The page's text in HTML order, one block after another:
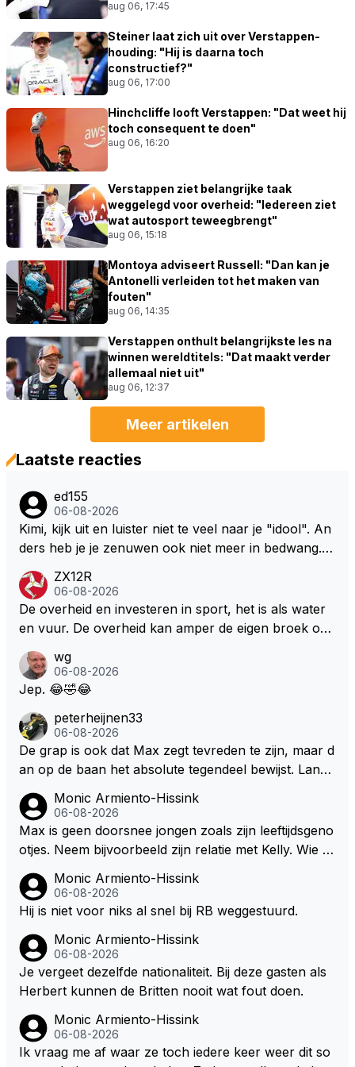
aug 06, 17:45
Steiner laat zich uit over Verstappen-
houding: "Hij is daarna toch
constructief?"
aug 06, 17:00
Hinchcliffe looft Verstappen: "Dat weet hij
toch consequent te doen"
aug 06, 16:20
Verstappen ziet belangrijke taak
weggelegd voor overheid: "Iedereen ziet
wat autosport teweegbrengt"
aug 06, 15:18
Montoya adviseert Russell: "Dan kan je
Antonelli verleiden tot het maken van
fouten"
aug 06, 14:35
Verstappen onthult belangrijkste les na
winnen wereldtitels: "Dat maakt verder
allemaal niet uit"
aug 06, 12:37
Meer artikelen
Laatste reacties
ed155
06-08-2026
Kimi, kijk uit en luister niet te veel naar je "idool". An
ders heb je je zenuwen ook niet meer in bedwang. Zi
Marquez/Jos ? Veel gezelliger
ZX12R
06-08-2026
De overheid en investeren in sport, het is als water
en vuur. De overheid kan amper de eigen broek oph
s. Je kunt de Staat het best vergelijken met de sherif
f van Nottinghem (Robin Hood) welk achter de bom
m/haar van zijn laatste zuurverdiende stuiver te ber
oven. De Staat heeft nooit ooit maar een stuiver in Z
andvoort willen investeren en dat zal ook nooit gebe
uren. Afdragen van BTW gelden en vergunningen bi
j dergelijke sportievefestiviteiten MOET je dan weer
wel afstaan, de parasiet.
wg
06-08-2026
Jep. 😂🤣😂
peterheijnen33
06-08-2026
De grap is ook dat Max zegt tevreden te zijn, maar d
an op de baan het absolute tegendeel bewijst. Lando
dan eigenlijk niet echt zien. ;)
Monic Armiento-Hissink
06-08-2026
Max is geen doorsnee jongen zoals zijn leeftijdsgeno
otjes. Neem bijvoorbeeld zijn relatie met Kelly. Wie g
artjes ouder is en al een kleine heeft van een voorm
alig RB-lid op de leeftijd van 23 jaar? Hij doet dingen
oon. Ieder jaar is er in Hongarije een uitje voor zijn t
eam. Op 28-jarige leeftijd is hij al eigenaar van een su
ccesvol raceteam. Hij is niet alleen speciaal in de aut
Monic Armiento-Hissink
06-08-2026
Hij is niet voor niks al snel bij RB weggestuurd.
Monic Armiento-Hissink
06-08-2026
Je vergeet dezelfde nationaliteit. Bij deze gasten als
Herbert kunnen de Britten nooit wat fout doen.
Monic Armiento-Hissink
06-08-2026
Ik vraag me af waar ze toch iedere keer weer dit so